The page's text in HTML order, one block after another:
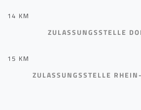
14 KM
ZULASSUNGSSTELLE
15 KM
ZULASSUNGSSTELLE